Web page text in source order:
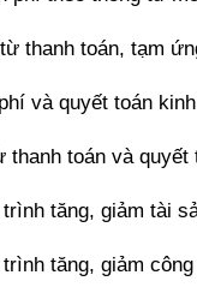
thanh toán, tạm
và quyết toán
toán và
tăng, giảm tài
tăng, giảm